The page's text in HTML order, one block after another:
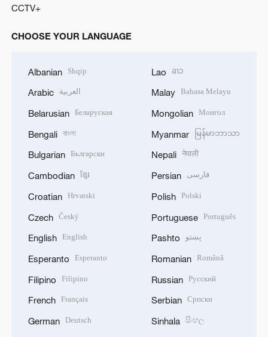
CCTV+
CHOOSE YOUR LANGUAGE
Albanian Shqip
Arabic العربية
Belarusian Беларуская
Bengali বাংলা
Bulgarian Български
Cambodian ខ្មែរ
Croatian Hrvatski
Czech Český
English English
Esperanto Esperanto
Filipino Filipino
French Français
German Deutsch
Lao ລາວ
Malay Bahasa Melayu
Mongolian Монгол
Myanmar မြန်မာဘာသာ
Nepali नेपाली
Persian فارسی
Polish Polski
Portuguese Português
Pashto پښتو
Romanian Română
Russian Русский
Serbian Српски
Sinhala සිංහල